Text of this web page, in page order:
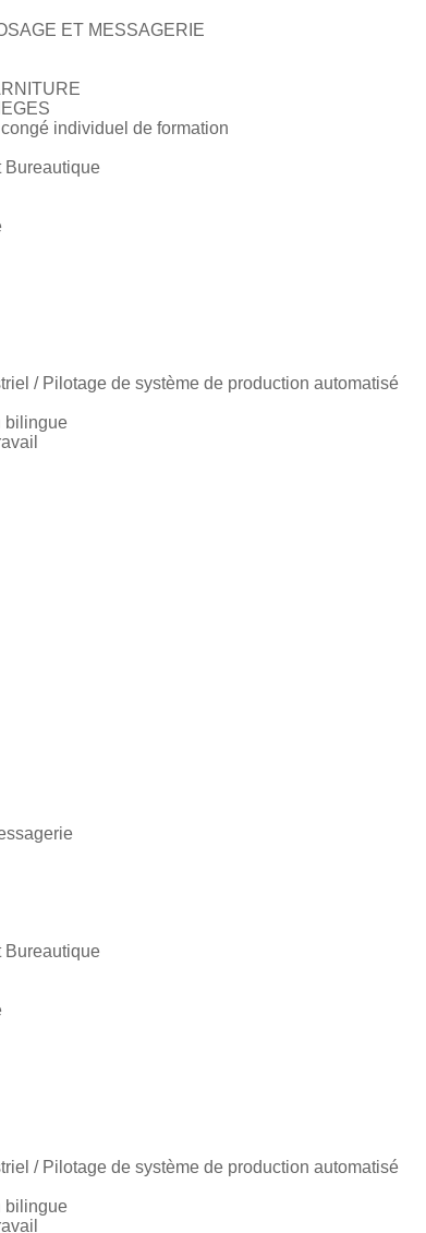
ET MESSAGERIE
individuel de formation
Bureautique
/ Pilotage de système de production automatisé
bilingue
Bureautique
/ Pilotage de système de production automatisé
bilingue